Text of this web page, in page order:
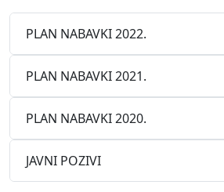
PLAN NABAVKI 2022.
PLAN NABAVKI 2021.
PLAN NABAVKI 2020.
JAVNI POZIVI